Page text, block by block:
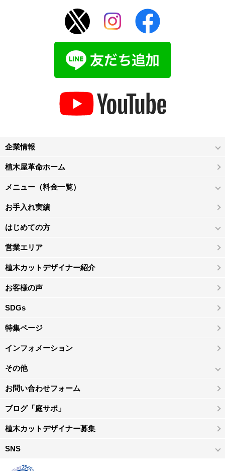
企業情報
植木屋革命ホーム
メニュー（料金一覧）
お手入れ実績
はじめての方
営業エリア
植木カットデザイナー紹介
お客様の声
SDGs
特集ページ
インフォメーション
その他
お問い合わせフォーム
ブログ「庭サポ」
植木カットデザイナー募集
SNS